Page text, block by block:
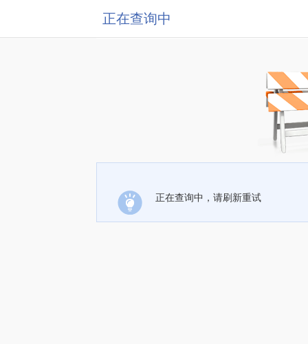
正在查询中
正在查询中，请刷新重试